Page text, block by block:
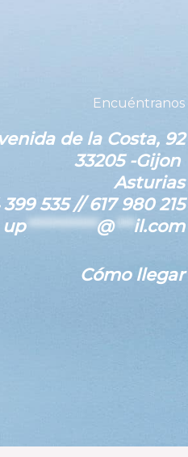
Encuéntranos
de la Costa, 92
33205 -Gijon
Asturias
535 // 617 980 215
up***********@***il.com
Cómo llegar